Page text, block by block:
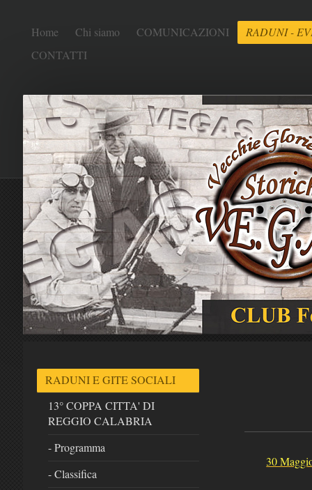
Home Chi siamo COMUNICAZIONI
RADUNI -
CONTATTI
30
RADUNI E GITE SOCIALI
13° COPPA CITTA' DI
REGGIO CALABRIA
- Programma
- Classifica